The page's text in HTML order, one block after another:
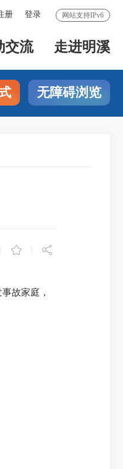
网站支持IPv6
册 登录
交流 走进明溪
无障碍浏览
 
故家庭，